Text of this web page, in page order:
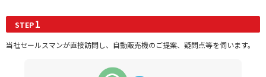
STEP1
当社セールスマンが直接訪問し、自動販売機のご提案、疑問点等を伺います。